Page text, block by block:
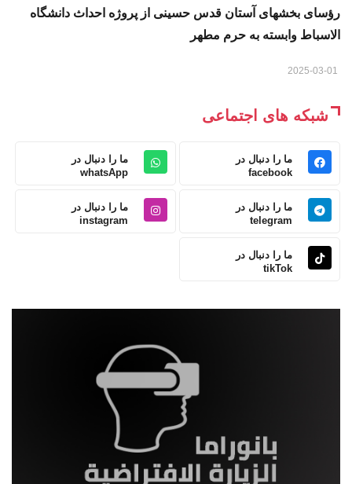
رؤسای بخشهای آستان قدس حسینی از پروژه احداث دانشگاه
الاسباط وابسته به حرم مطهر
شبکه های اجتماعی
ما را دنبال در
facebook
ما را دنبال در
whatsApp
ما را دنبال در
telegram
ما را دنبال در
instagram
ما را دنبال در
tikTok